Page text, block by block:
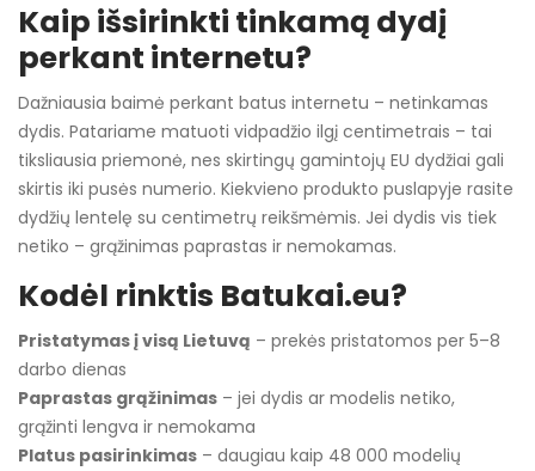
Kaip išsirinkti tinkamą dydį
perkant internetu?
Dažniausia baimė perkant batus internetu – netinkamas
dydis. Patariame matuoti vidpadžio ilgį centimetrais – tai
tiksliausia priemonė, nes skirtingų gamintojų EU dydžiai gali
skirtis iki pusės numerio. Kiekvieno produkto puslapyje rasite
dydžių lentelę su centimetrų reikšmėmis. Jei dydis vis tiek
netiko – grąžinimas paprastas ir nemokamas.
Kodėl rinktis Batukai.eu?
Pristatymas į visą Lietuvą – prekės pristatomos per 5–8
darbo dienas
Paprastas grąžinimas – jei dydis ar modelis netiko,
grąžinti lengva ir nemokama
Platus pasirinkimas – daugiau kaip 48 000 modelių